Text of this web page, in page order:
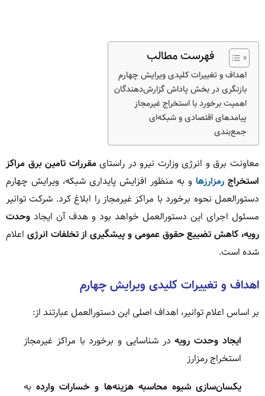
فهرست مطالب
اهداف و تغییرات کلیدی ویرایش چهارم
بازنگری در بخش پاداش گزارش‌دهندگان
اهمیت برخورد با استخراج غیرمجاز
پیامدهای اقتصادی و شبکه‌ای
جمع‌بندی
معاونت برق و انرژی وزارت نیرو در راستایمقررات تامین برق مراکز
استخراج رمزارزها و به منظور افزایش پایداری شبکه، ویرایش چهارم
دستورالعمل نحوه برخورد با مراکز غیرمجاز را ابلاغ کرد. شرکت توانیر
مسئول اجرای این دستورالعمل خواهد بود و هدف آن ایجاد وحدت
رویه، کاهش تضییع حقوق عمومی و پیشگیری از تخلفات انرژی اعلام
شده است.
اهداف و تغییرات کلیدی ویرایش چهارم
بر اساس اعلام توانیر، اهداف اصلی این دستورالعمل عبارتند از:
ایجاد وحدت رویهدر شناسایی و برخورد با مراکز غیرمجاز
استخراج رمزارز
یکسان‌سازی شیوه محاسبه هزینه‌ها و خسارات واردهبه